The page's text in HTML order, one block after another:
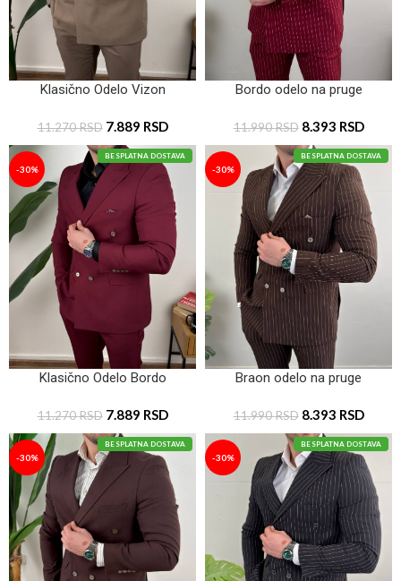
Klasično Odelo Vizon
11.270RSD 7.889 RSD
Bordo odelo na pruge
11.990RSD 8.393 RSD
BESPLATNA DOSTAVA
-30%
Klasično Odelo Bordo
11.270RSD 7.889 RSD
BESPLATNA DOSTAVA
-30%
Braon odelo na pruge
11.990RSD 8.393 RSD
BESPLATNA DOSTAVA
-30%
BESPLATNA DOSTAVA
-30%